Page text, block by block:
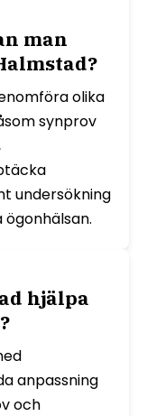
man
olika
synprov
undersökning
hjälpa
anpassning
och